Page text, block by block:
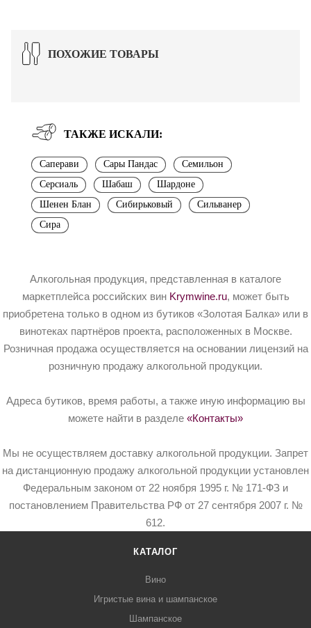
ПОХОЖИЕ ТОВАРЫ
ТАКЖЕ ИСКАЛИ:
Саперави Сары Пандас
Семильон
Серсиаль
Шабаш
Шардоне
Шенен Блан
Сибирьковый
Сильванер
Сира
Алкогольная продукция, представленная в каталоге
маркетплейса российских вин Krymwine.ru, может быть
приобретена только в одном из бутиков «Золотая Балка» или в
винотеках партнёров проекта, расположенных в Москве.
Розничная продажа осуществляется на основании лицензий на
розничную продажу алкогольной продукции.
Адреса бутиков, время работы, а также иную информацию вы
можете найти в разделе «Контакты»
Мы не осуществляем доставку алкогольной продукции. Запрет
на дистанционную продажу алкогольной продукции установлен
Федеральным законом от 22 ноября 1995 г. № 171-ФЗ и
постановлением Правительства РФ от 27 сентября 2007 г. №
612.
КАТАЛОГ
Вино
Игристые вина и шампанское
Шампанское